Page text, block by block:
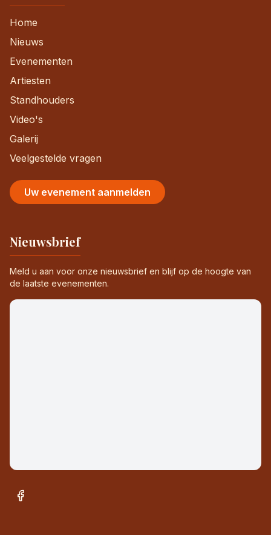
Home
Nieuws
Evenementen
Artiesten
Standhouders
Video's
Galerij
Veelgestelde vragen
Uw evenement aanmelden
Nieuwsbrief
Meld u aan voor onze nieuwsbrief en blijf op de hoogte van
de laatste evenementen.